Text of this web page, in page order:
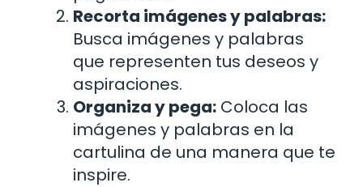
Recorta imágenes y palabras:
Busca imágenes y palabras
que representen tus deseos y
aspiraciones.
Organiza y pega: Coloca las
imágenes y palabras en la
cartulina de una manera que te
inspire.